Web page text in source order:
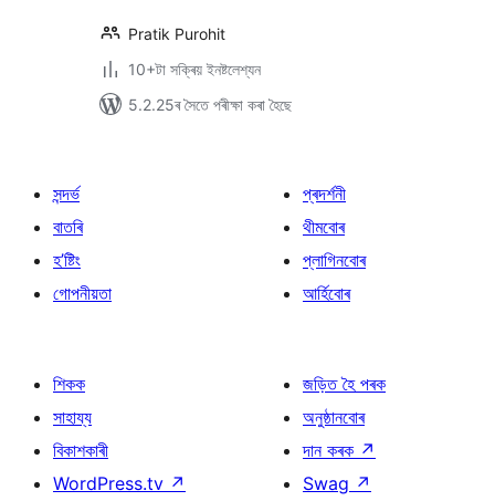
Pratik Purohit
10+টা সক্ৰিয় ইনষ্টলেশ্যন
5.2.25ৰ সৈতে পৰীক্ষা কৰা হৈছে
সন্দৰ্ভ
বাতৰি
হ’ষ্টিং
গোপনীয়তা
প্ৰদৰ্শনী
থীমবোৰ
প্লাগিনবোৰ
আৰ্হিবোৰ
শিকক
সাহায্য
বিকাশকাৰী
WordPress.tv ↗
জড়িত হৈ পৰক
অনুষ্ঠানবোৰ
দান কৰক ↗
Swag ↗